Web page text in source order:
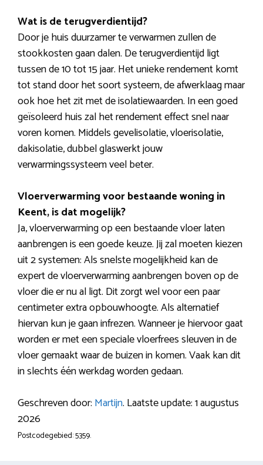
Wat is de terugverdientijd?
Door je huis duurzamer te verwarmen zullen de
stookkosten gaan dalen. De terugverdientijd ligt
tussen de 10 tot 15 jaar. Het unieke rendement komt
tot stand door het soort systeem, de afwerklaag maar
ook hoe het zit met de isolatiewaarden. In een goed
geïsoleerd huis zal het rendement effect snel naar
voren komen. Middels gevelisolatie, vloerisolatie,
dakisolatie, dubbel glaswerkt jouw
verwarmingssysteem veel beter.
Vloerverwarming voor bestaande woning in
Keent, is dat mogelijk?
Ja, vloerverwarming op een bestaande vloer laten
aanbrengen is een goede keuze. Jij zal moeten kiezen
uit 2 systemen: Als snelste mogelijkheid kan de
expert de vloerverwarming aanbrengen boven op de
vloer die er nu al ligt. Dit zorgt wel voor een paar
centimeter extra opbouwhoogte. Als alternatief
hiervan kun je gaan infrezen. Wanneer je hiervoor gaat
worden er met een speciale vloerfrees sleuven in de
vloer gemaakt waar de buizen in komen. Vaak kan dit
in slechts één werkdag worden gedaan.
Geschreven door: Martijn. Laatste update: 1 augustus
2026
Postcodegebied: 5359.